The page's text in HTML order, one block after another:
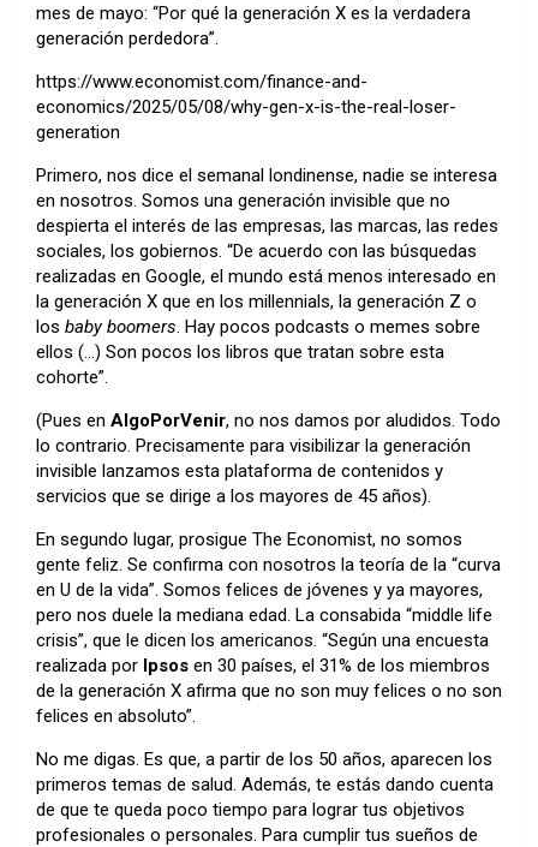
mes de mayo: “Por qué la generación X es la verdadera
generación perdedora”.
https://www.economist.com/finance-and-
economics/2025/05/08/why-gen-x-is-the-real-loser-
generation
Primero, nos dice el semanal londinense, nadie se interesa
en nosotros. Somos una generación invisible que no
despierta el interés de las empresas, las marcas, las redes
sociales, los gobiernos. “De acuerdo con las búsquedas
realizadas en Google, el mundo está menos interesado en
la generación X que en los millennials, la generación Z o
los baby boomers. Hay pocos podcasts o memes sobre
ellos (…) Son pocos los libros que tratan sobre esta
cohorte”.
(Pues en AlgoPorVenir, no nos damos por aludidos. Todo
lo contrario. Precisamente para visibilizar la generación
invisible lanzamos esta plataforma de contenidos y
servicios que se dirige a los mayores de 45 años).
En segundo lugar, prosigue The Economist, no somos
gente feliz. Se confirma con nosotros la teoría de la “curva
en U de la vida”. Somos felices de jóvenes y ya mayores,
pero nos duele la mediana edad. La consabida “middle life
crisis”, que le dicen los americanos. “Según una encuesta
realizada por Ipsos en 30 países, el 31% de los miembros
de la generación X afirma que no son muy felices o no son
felices en absoluto”.
No me digas. Es que, a partir de los 50 años, aparecen los
primeros temas de salud. Además, te estás dando cuenta
de que te queda poco tiempo para lograr tus objetivos
profesionales o personales. Para cumplir tus sueños de